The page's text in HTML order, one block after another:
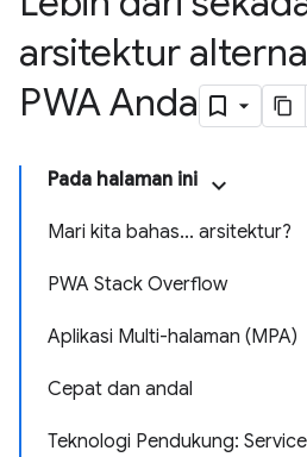
arsitektur
PWA Anda
Pada halaman ini
Mari kita bahas... arsitektur?
PWA Stack Overflow
Aplikasi Multi-halaman (MPA)
Cepat dan andal
Teknologi Pendukung: